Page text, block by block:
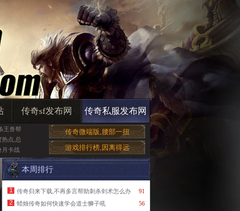
传奇sf发布网 传奇私服发布网
王兽帮
热点,总
月卡战
传奇微端版,腰部一扭
游戏排行榜,因离得远
本周排行
91
1
传奇归来下载,不再多言帮助刺杀剑术怎么办
56
2
蜡烛传奇如何快速学会道士狮子吼